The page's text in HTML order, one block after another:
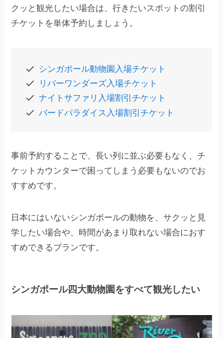
クッと観光したい場合は、行きたいスポットの割引
チケットを単体予約しましょう。
シンガポール動物園入場チケット
リバーワンダーズ入場チケット
ナイトサファリ入場割引チケット
バードパラダイス入場割引チケット
事前予約することで、長い列に並ぶ必要もなく、チ
ケットカウンターで困ってしまう必要もないのでお
すすめです。
日本にはいないシンガポールの動物を、サクッと見
学したい場合や、時間があまり取れない場合におす
すめできるプランです。
シンガポール四大動物園をすべて観光したい